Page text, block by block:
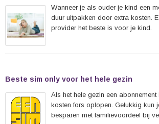
Wanneer je als ouder je kind een
duur uitpakken door extra kosten.
provider het beste is voor je kind.
Beste sim only voor het hele gezin
Als het hele gezin een abonnement
kosten fors oplopen. Gelukkig kun
besparen met familievoordeel bij